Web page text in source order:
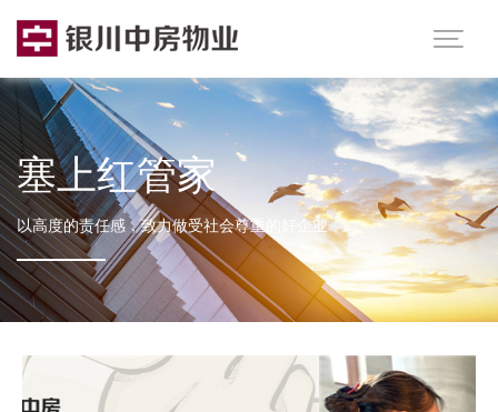

塞上红管家
以高度的责任感，致力做受社会尊重的好企业